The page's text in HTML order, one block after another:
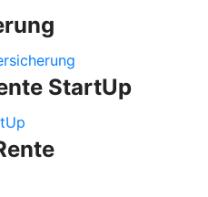
StartUp